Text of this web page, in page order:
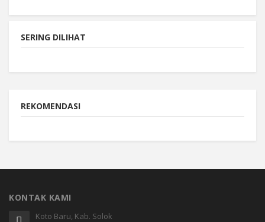
SERING DILIHAT
REKOMENDASI
KONTAK KAMI
Koto Baru, Kab. Solok